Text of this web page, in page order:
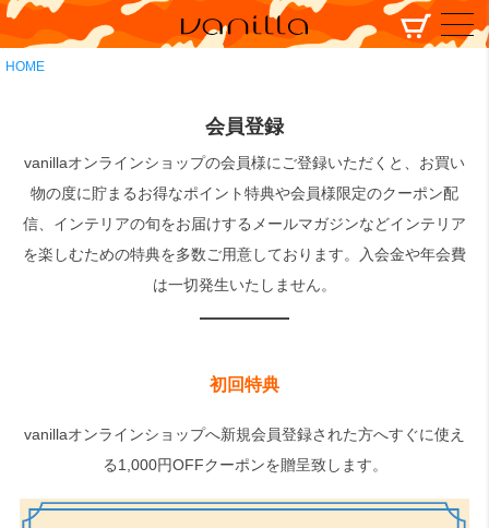
HOME
会員登録
vanillaオンラインショップの会員様にご登録いただくと、お買い
物の度に貯まるお得なポイント特典や会員様限定のクーポン配
信、インテリアの旬をお届けするメールマガジンなどインテリア
を楽しむための特典を多数ご用意しております。入会金や年会費
は一切発生いたしません。
初回特典
vanillaオンラインショップへ新規会員登録された方へすぐに使え
る1,000円OFFクーポンを贈呈致します。